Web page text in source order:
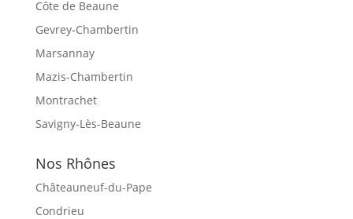
Côte de Beaune
Gevrey-Chambertin
Marsannay
Mazis-Chambertin
Montrachet
Savigny-Lès-Beaune
Nos Rhônes
Châteauneuf-du-Pape
Condrieu